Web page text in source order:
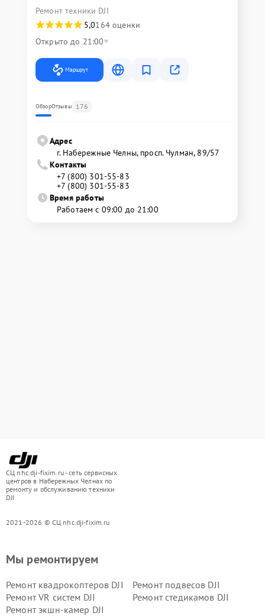
Ремонт техники DJI
5,0164 оценки
Открыто до 21:00
Маршрут
ОбзорОтзывы 176
Адрес
г. Набережные Челны, просп. Чулман, 89/57
Контакты
+7 (800) 301-55-83
+7 (800) 301-55-83
Время работы
Работаем с 09:00 до 21:00
СЦ nhc.dji-fixim.ru - сеть сервисных
центров в Набережных Челнах по
ремонту и обслуживанию техники
DJI
2021-2026 © СЦ nhc.dji-fixim.ru
Мы ремонтируем
Ремонт квадрокоптеров DJI
Ремонт подвесов DJI
Ремонт VR систем DJI
Ремонт стедикамов DJI
Ремонт экшн-камер DJI